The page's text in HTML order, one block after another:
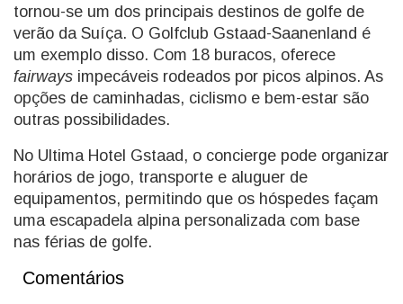
tornou-se um dos principais destinos de golfe de
verão da Suíça. O Golfclub Gstaad-Saanenland é
um exemplo disso. Com 18 buracos, oferece
fairways impecáveis ​​rodeados por picos alpinos. As
opções de caminhadas, ciclismo e bem-estar são
outras possibilidades.
No Ultima Hotel Gstaad, o concierge pode organizar
horários de jogo, transporte e aluguer de
equipamentos, permitindo que os hóspedes façam
uma escapadela alpina personalizada com base
nas férias de golfe.
Comentários